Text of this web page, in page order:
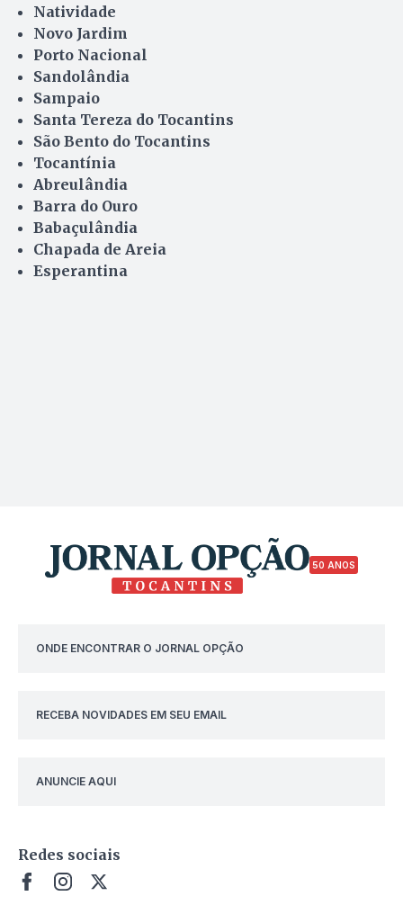
Natividade
Novo Jardim
Porto Nacional
Sandolândia
Sampaio
Santa Tereza do Tocantins
São Bento do Tocantins
Tocantínia
Abreulândia
Barra do Ouro
Babaçulândia
Chapada de Areia
Esperantina
50 ANOS
ONDE ENCONTRAR O JORNAL OPÇÃO
RECEBA NOVIDADES EM SEU EMAIL
ANUNCIE AQUI
Redes sociais